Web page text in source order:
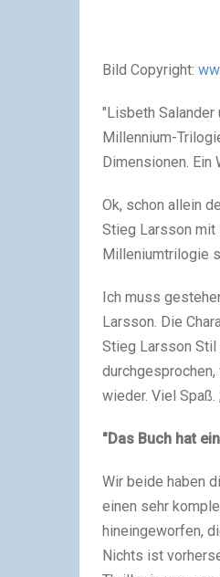
Bild Copyright:
"Lisbeth
Millennium-
Dimensionen. Ein
Ok, schon allein
Stieg Larsson mit
Milleniumtrilogie
Ich muss
Larsson. Die
Stieg Larsson Stil
wieder. Viel Spaß.
"Das Buch hat
Wir beide haben
einen sehr
hineingeworfen,
Nichts ist